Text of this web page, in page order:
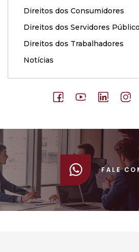
Direitos dos Consumidores
Direitos dos Servidores
Direitos dos Trabalhadores
Notícias
FALE